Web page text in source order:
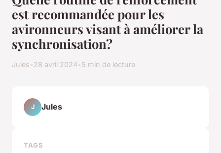
est recommandée pour les
avironneurs visant à améliorer la
synchronisation?
Jules•28 avril 2024•5 min de lecture
J Jules
TAGS